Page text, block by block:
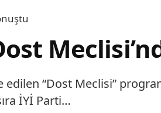
edilen “Dost Meclisi”
İYİ Parti…